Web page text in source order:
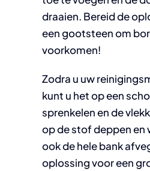
draaien. Bereid de
een gootsteen om
voorkomen!
Zodra u uw
kunt u het op een
sprenkelen en de
op de stof deppen en
ook de hele bank
oplossing voor een